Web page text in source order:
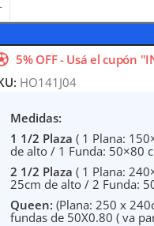
5% OFF - Usá el cupón
HO141J04
Medidas:
1 1/2 Plaza ( 1 Plana:
de alto / 1 Funda: 50×80
2 1/2 Plaza ( 1 Plana:
25cm de alto / 2 Funda:
Queen: (Plana: 250 x
fundas de 50X0.80 ( va